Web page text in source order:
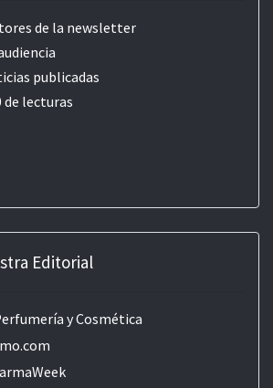
de la newsletter
publicadas
de lecturas
Editorial
y Cosmética